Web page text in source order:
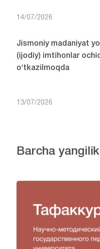
14/07/2026
Jismoniy madaniyat
(ijodiy) imtihonlar
o‘tkazilmoqda
13/07/2026
Barcha